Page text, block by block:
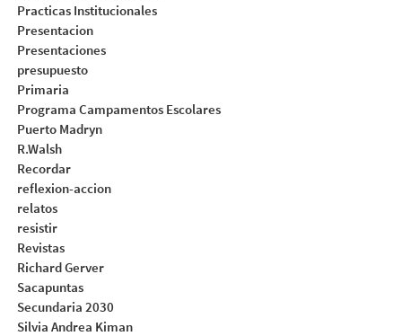
Practicas Institucionales
Presentacion
Presentaciones
presupuesto
Primaria
Programa Campamentos Escolares
Puerto Madryn
R.Walsh
Recordar
reflexion-accion
relatos
resistir
Revistas
Richard Gerver
Sacapuntas
Secundaria 2030
Silvia Andrea Kiman